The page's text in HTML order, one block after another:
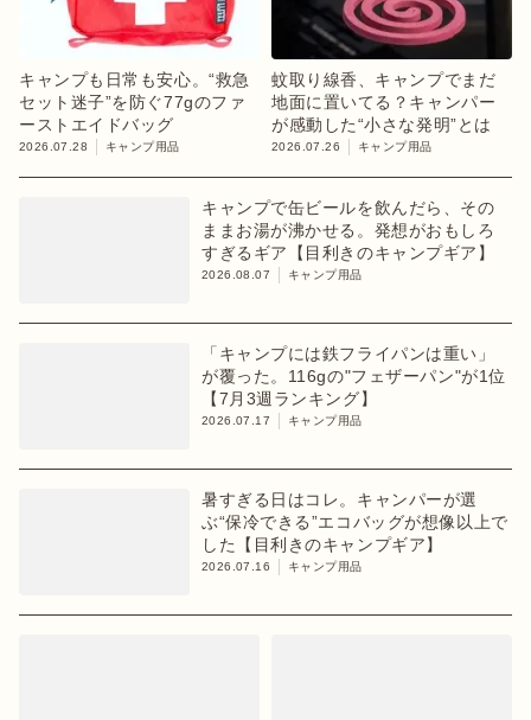
キャンプも日常も安心。“救急
セット迷子”を防ぐ77gのファ
ーストエイドバッグ
2026.07.28 キャンプ用品
蚊取り線香、キャンプでまだ
地面に置いてる？キャンパー
が感動した“小さな発明”とは
2026.07.26 キャンプ用品
キャンプで缶ビールを飲んだら、その
ままお湯が沸かせる。発想がおもしろ
すぎるギア【目利きのキャンプギア】
2026.08.07 キャンプ用品
「キャンプには鉄フライパンは重い」
が覆った。116gの"フェザーパン"が1位
【7月3週ランキング】
2026.07.17 キャンプ用品
暑すぎる日はコレ。キャンパーが選
ぶ“保冷できる”エコバッグが想像以上で
した【目利きのキャンプギア】
2026.07.16 キャンプ用品